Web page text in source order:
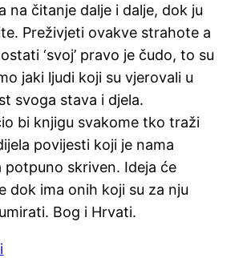
na čitanje dalje i dalje, dok ju
Preživjeti ovakve strahote a
‘svoj’ pravo je čudo, to su
jaki ljudi koji su vjerovali u
svoga stava i djela.
bi knjigu svakome tko traži
povijesti koji je nama
potpuno skriven. Ideja će
dok ima onih koji su za nju
Bog i Hrvati.